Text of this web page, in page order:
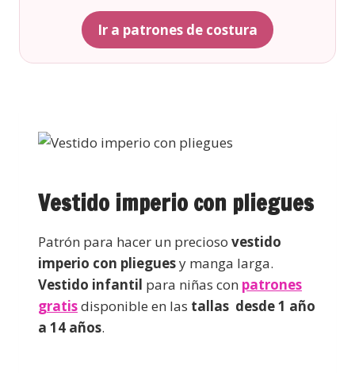
Ir a patrones de costura
Vestido imperio con pliegues
Patrón para hacer un precioso vestido
imperio con plieguesy manga larga.
Vestido infantil para niñas con patrones
gratisdisponible en las tallas desde 1 año
a 14 años.